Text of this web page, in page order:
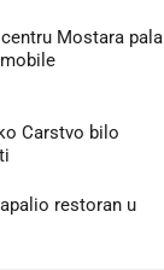
Mostara pala
Carstvo bilo
restoran u